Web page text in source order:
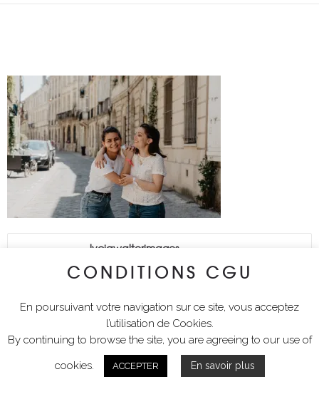
lyciawalterimages
CONDITIONS CGU
En poursuivant votre navigation sur ce site, vous acceptez
l’utilisation de Cookies.
By continuing to browse the site, you are agreeing to our use of
cookies.
ACCEPTER En savoir plus